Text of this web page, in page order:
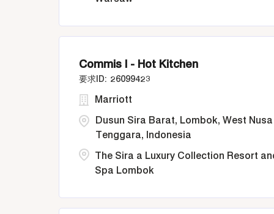
Commis I - Hot Kitchen
26099423
Dusun Sira Barat, Lombok, West Nusa
Tenggara, Indonesia
Marriott
The Sira a Luxury Collection Resort
Spa Lombok